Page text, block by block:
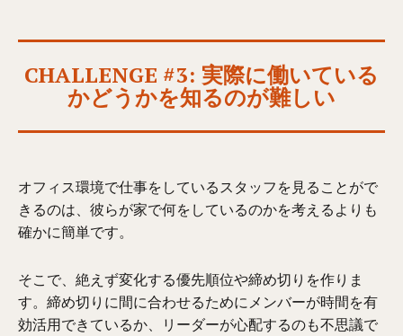
CHALLENGE #3: 実際に働いている
かどうかを知るのが難しい
オフィス環境で仕事をしているスタッフを見ることがで
きるのは、彼らが家で何をしているのかを考えるよりも
確かに簡単です。
そこで、絶えず変化する優先順位や締め切りを作りま
す。締め切りに間に合わせるためにメンバーが時間を有
効活用できているか、リーダーが心配するのも不思議で